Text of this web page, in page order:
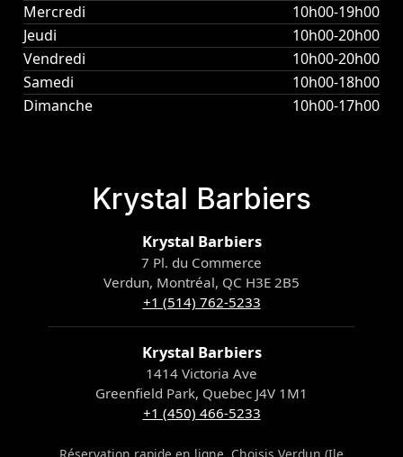
Mercredi
10h00-19h00
Jeudi
10h00-20h00
Vendredi
10h00-20h00
Samedi
10h00-18h00
Dimanche
10h00-17h00
Krystal Barbiers
Krystal Barbiers
7 Pl. du Commerce
Verdun, Montréal, QC H3E 2B5
+1 (514) 762-5233
Krystal Barbiers
1414 Victoria Ave
Greenfield Park, Quebec J4V 1M1
+1 (450) 466-5233